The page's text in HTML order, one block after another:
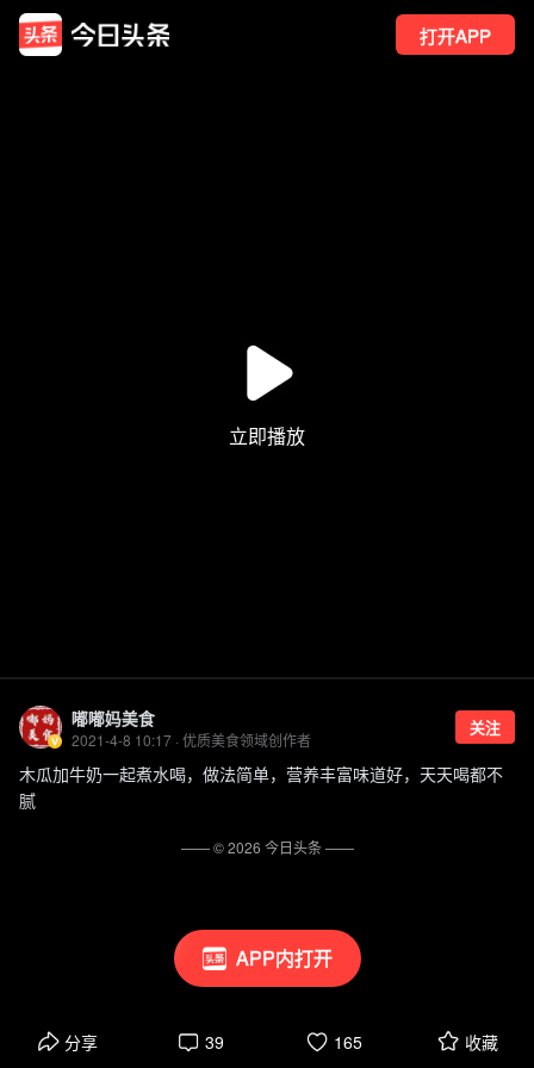
打开APP
APP内打开
嘟嘟妈美食
2021-4-8 10:17 · 优质美食领域创作者
关注
木瓜加牛奶一起煮水喝，做法简单，营养丰富味道好，天天喝都不
腻
分享 39 165 收藏
—— ©2026 今日头条——